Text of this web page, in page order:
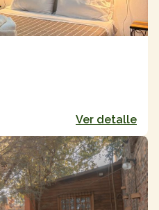
Ver detalle